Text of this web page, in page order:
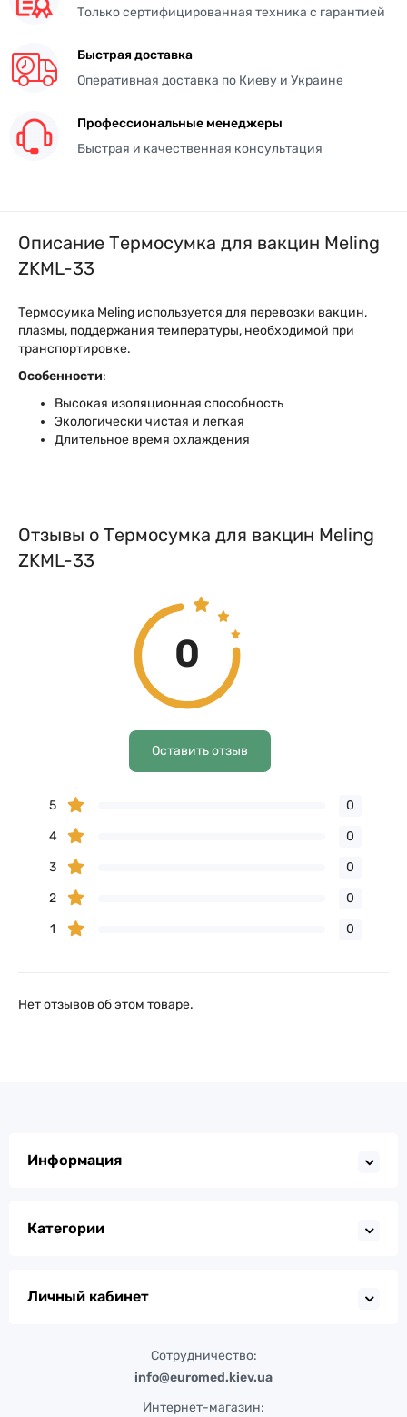
Только сертифицированная техника с гарантией
Быстрая доставка
Оперативная доставка по Киеву и Украине
Профессиональные менеджеры
Быстрая и качественная консультация
Описание Термосумка для вакцин Meling
ZKML-33
Термосумка Meling используется для перевозки вакцин,
плазмы, поддержания температуры, необходимой при
транспортировке.
Особенности:
Высокая изоляционная способность
Экологически чистая и легкая
Длительное время охлаждения
Отзывы о Термосумка для вакцин Meling
ZKML-33
0
Оставить отзыв
5
0
4
0
3
0
2
0
1
0
Нет отзывов об этом товаре.
Информация
Категории
Личный кабинет
Сотрудничество:
info@euromed.kiev.ua
Интернет-магазин: